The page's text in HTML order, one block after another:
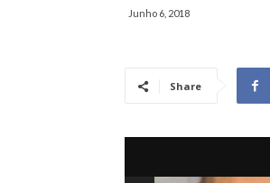
Junho 6, 2018
Share